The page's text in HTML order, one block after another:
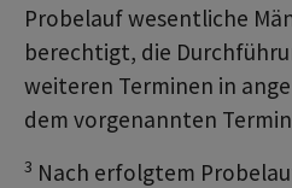
Probelauf wesentliche
berechtigt, die
weiteren Terminen in
dem vorgenannten
3 Nach erfolgtem